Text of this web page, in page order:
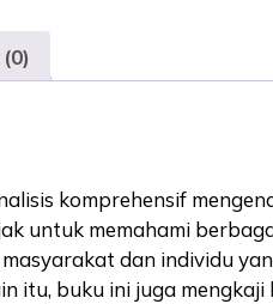
komprehensif
untuk memahami
dan individu
itu, buku ini juga